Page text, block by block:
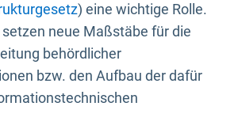
) eine wichtige Rolle.
neue Maßstäbe für die
behördlicher
bzw. den Aufbau der dafür